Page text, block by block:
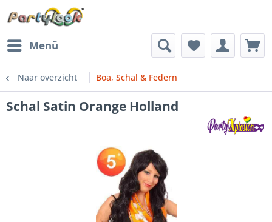
Menü
Naar overzicht Boa, Schal & Federn
Schal Satin Orange Holland